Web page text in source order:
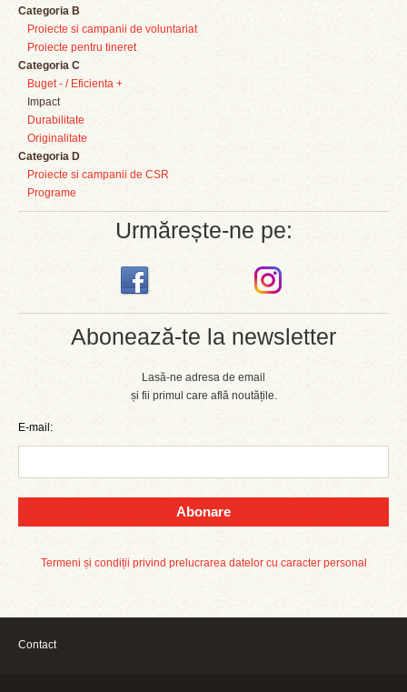
Categoria B
Proiecte si campanii de voluntariat
Proiecte pentru tineret
Categoria C
Buget - / Eficienta +
Impact
Durabilitate
Originalitate
Categoria D
Proiecte si campanii de CSR
Programe
Urmărește-ne pe:
Abonează-te la newsletter
Lasă-ne adresa de email
și fii primul care află noutățile.
E-mail:
Abonare
Termeni și condiții privind prelucrarea datelor cu caracter personal
Contact